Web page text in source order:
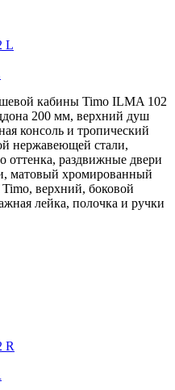
кабины Timo ILMA 102
200 мм, верхний душ
консоль и тропический
нержавеющей стали,
оттенка, раздвижные двери
матовый хромированный
верхний, боковой
лейка, полочка и ручки